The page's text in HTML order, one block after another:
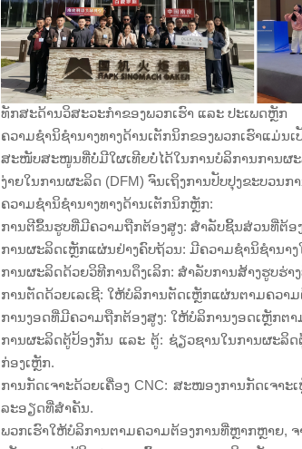
ທັກສະດ້ານວິສະວະກຳຂອງພວກເຮົາ ແລະ ປະເພດຫຼັກ
ຄວາມຊຳນິຊຳນາງທາງດ້ານເຕັກນິກຂອງພວກເຮົາ
ສະໜັບສະໜູນທີ່ບໍ່ມີໃຜເທີຍບໍ່ໄດ້ໃນການບໍລິການການຜະ
ງ່າຍໃນການຜະລິດ (DFM) ຈົນເຖິງການປັບປຸງຂະບວນກ
ຄວາມຊຳນິຊຳນາງທາງດ້ານເຕັກນິກຫຼັກ:
ການຕີຂຶ້ນຮູບທີ່ມີຄວາມຖືກຕ້ອງສູງ: ສຳລັບຊິ້ນສ່ວນທີ່ຕ້
ການຜະລິດເຫຼັກແຜ່ນຢ່າງຄົບຖ້ວນ: ມີຄວາມຊຳນິຊຳນາ
ການຜະລິດດ້ວຍວິທີການດຶງເລິກ: ສຳລັບການສ້າງຮູບຮ່າ
ການຕັດດ້ວຍເລເຊີ: ໃຫ້ບໍລິການຕັດເຫຼັກແຜ່ນຕາມຄວາ
ການງອດທີ່ມີຄວາມຖືກຕ້ອງສູງ: ໃຫ້ບໍລິການງອດເຫຼັກຕ
ການຜະລິດຕູ້ປ້ອງກັນ ແລະ ຕູ້: ຊ່ຽວຊານໃນການຜະລິ
ກ່ອງເຫຼັກ.
ການກັດເຈາະດ້ວຍເຄື່ອງ CNC: ສະໜອງການກັດເຈາ
ລະອຽດທີ່ສຳຄັນ.
ພວກເຮົາໃຫ້ບໍລິການຕາມຄວາມຕ້ອງການທີ່ຫຼາກຫຼາຍ,